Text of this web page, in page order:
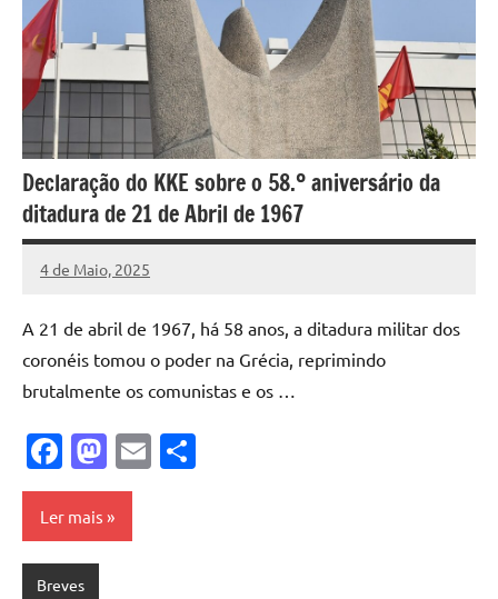
Declaração do KKE sobre o 58.º aniversário da
ditadura de 21 de Abril de 1967
4 de Maio, 2025
Pedro
A 21 de abril de 1967, há 58 anos, a ditadura militar dos
coronéis tomou o poder na Grécia, reprimindo
brutalmente os comunistas e os …
Facebook
Mastodon
Email
Ler mais
Breves